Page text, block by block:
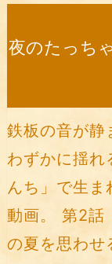
夜のたっち
鉄板の音が静
わずかに揺
んち」で生
動画。 第2話
の夏を思わせ